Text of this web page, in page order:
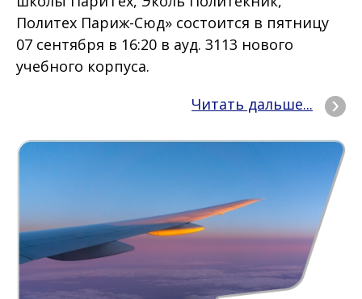
Политех Париж-Сюд» состоится в пятницу
07 сентября в 16:20 в ауд. 3113 нового
учебного корпуса.
Читать дальше...